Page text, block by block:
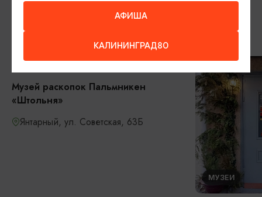
ДРУГИЕ МЕСТА
Музей раскопок Пальмникен
«Штольня»
Янтарный, ул. Советская, 63Б
МУЗЕИ
АФИША
КАЛИНИНГРАД80